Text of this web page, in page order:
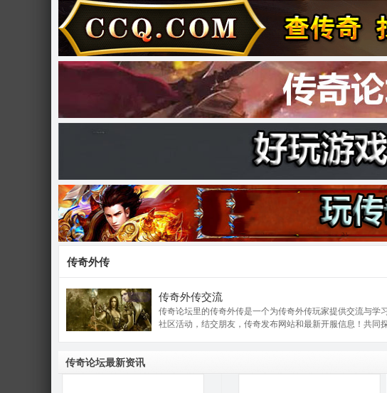
传奇外传
传奇外传交流
传奇论坛里的传奇外传是一个为传奇外传玩家提供交流与
社区活动，结交朋友，传奇发布网站和最新开服信息！共同
传奇论坛最新资讯